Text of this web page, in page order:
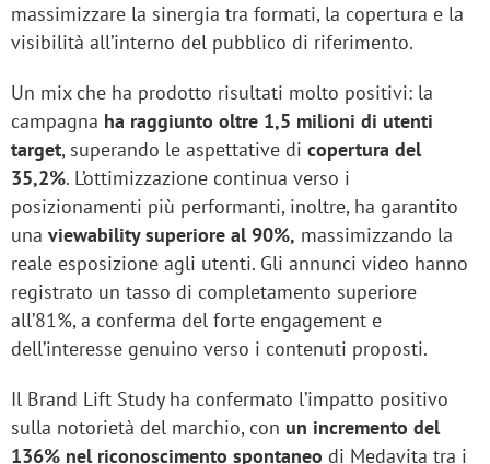
massimizzare la sinergia tra formati, la copertura e la
visibilità all’interno del pubblico di riferimento.
Un mix che ha prodotto risultati molto positivi: la
campagna ha raggiunto oltre 1,5 milioni di utenti
target, superando le aspettative di copertura del
35,2%. L’ottimizzazione continua verso i
posizionamenti più performanti, inoltre, ha garantito
una viewability superiore al 90%, massimizzando la
reale esposizione agli utenti. Gli annunci video hanno
registrato un tasso di completamento superiore
all’81%, a conferma del forte engagement e
dell’interesse genuino verso i contenuti proposti.
Il Brand Lift Study ha confermato l’impatto positivo
sulla notorietà del marchio, con un incremento del
136% nel riconoscimento spontaneo di Medavita tra i